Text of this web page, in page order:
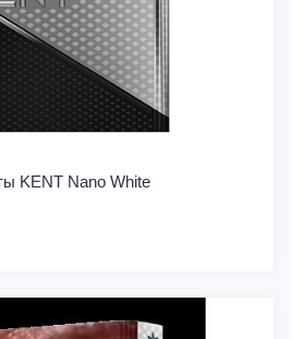
KENT Nano White